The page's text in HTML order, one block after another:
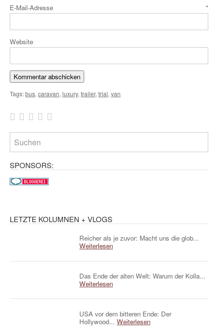
E-Mail-Adresse *
Website
Tags:bus, caravan, luxury, trailer, trial, van
SPONSORS:
LETZTE KOLUMNEN + VLOGS
Reicher als je zuvor: Macht uns die glob...
Weiterlesen
Das Ende der alten Welt: Warum der Kolla...
Weiterlesen
USA vor dem bitteren Ende: Der
Hollywood... Weiterlesen